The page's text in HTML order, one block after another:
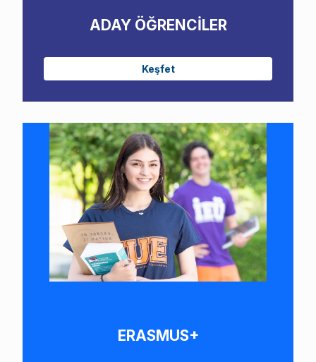
ADAY ÖĞRENCİLER
Keşfet
ERASMUS+